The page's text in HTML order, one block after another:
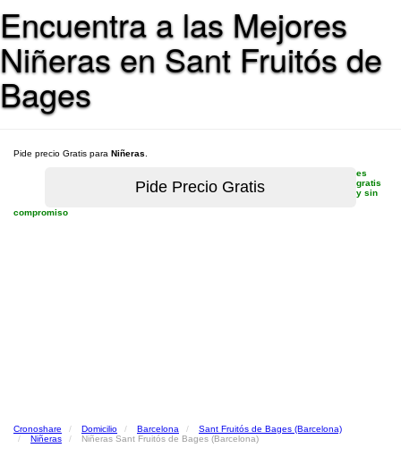
Encuentra a las Mejores
Niñeras en Sant Fruitós de
Bages
Pide precio Gratis para Niñeras
es
gratis
y sin
compromiso
Cronoshare Domicilio Barcelona
Sant Fruitós de Bages (Barcelona)
Niñeras
Niñeras Sant Fruitós de Bages (Barcelona)